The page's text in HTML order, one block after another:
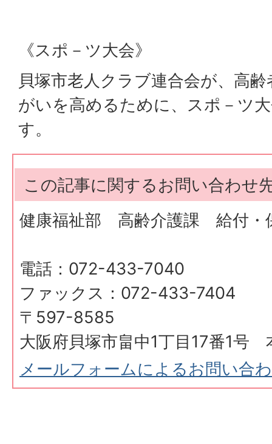
《スポ－ツ大会》
貝塚市老人クラブ連合会が、高
がいを高めるために、スポ－ツ
す。
この記事に関するお問い合わせ
健康福祉部 高齢介護課 給付・
電話：072-433-7040
ファックス：072-433-7404
〒597-8585
大阪府貝塚市畠中1丁目17番1号
メールフォームによるお問い合